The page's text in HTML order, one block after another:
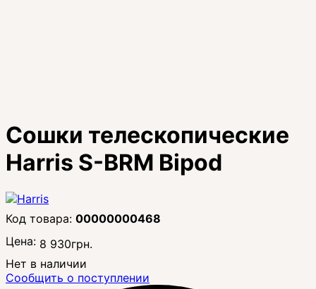
Сошки телескопические
Harris S-BRM Bipod
00000000468
Цена: 8 930грн.
Нет в наличии
Сообщить о поступлении